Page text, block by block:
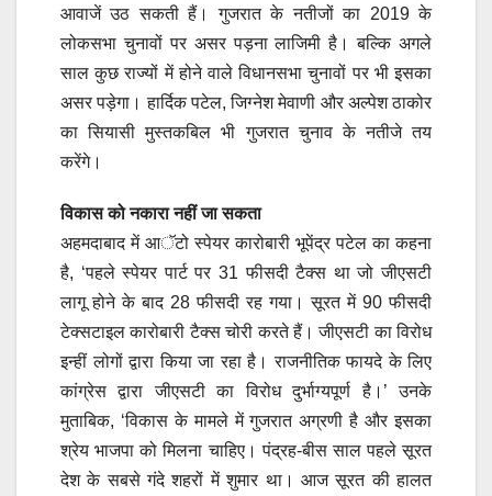
आवाजें उठ सकती हैं। गुजरात के नतीजों का 2019 के
लोकसभा चुनावों पर असर पड़ना लाजिमी है। बल्कि अगले
साल कुछ राज्यों में होने वाले विधानसभा चुनावों पर भी इसका
असर पड़ेगा। हार्दिक पटेल, जिग्नेश मेवाणी और अल्पेश ठाकोर
का सियासी मुस्तकबिल भी गुजरात चुनाव के नतीजे तय
करेंगे।
विकास को नकारा नहीं जा सकता
अहमदाबाद में आॅटो स्पेयर कारोबारी भूपेंद्र पटेल का कहना
है, ‘पहले स्पेयर पार्ट पर 31 फीसदी टैक्स था जो जीएसटी
लागू होने के बाद 28 फीसदी रह गया। सूरत में 90 फीसदी
टेक्सटाइल कारोबारी टैक्स चोरी करते हैं। जीएसटी का विरोध
इन्हीं लोगों द्वारा किया जा रहा है। राजनीतिक फायदे के लिए
कांग्रेस द्वारा जीएसटी का विरोध दुर्भाग्यपूर्ण है।’ उनके
मुताबिक, ‘विकास के मामले में गुजरात अग्रणी है और इसका
श्रेय भाजपा को मिलना चाहिए। पंद्रह-बीस साल पहले सूरत
देश के सबसे गंदे शहरों में शुमार था। आज सूरत की हालत